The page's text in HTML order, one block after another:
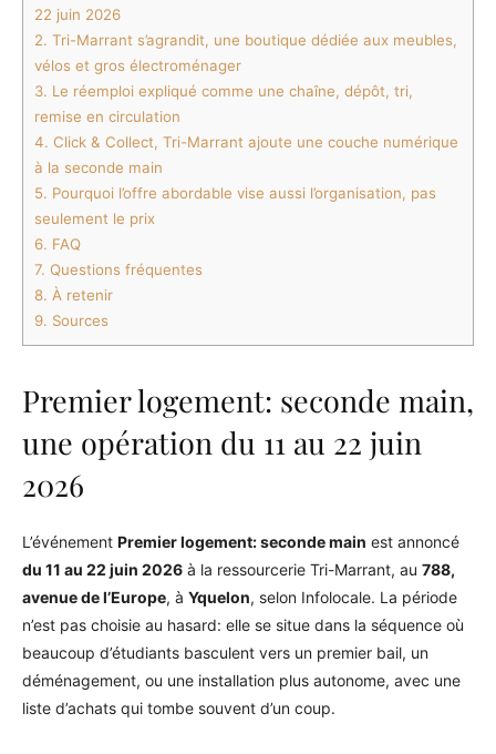
22 juin 2026
2. Tri-Marrant s’agrandit, une boutique dédiée aux meubles,
vélos et gros électroménager
3. Le réemploi expliqué comme une chaîne, dépôt, tri,
remise en circulation
4. Click & Collect, Tri-Marrant ajoute une couche numérique
à la seconde main
5. Pourquoi l’offre abordable vise aussi l’organisation, pas
seulement le prix
6. FAQ
7. Questions fréquentes
8. À retenir
9. Sources
Premier logement: seconde main,
une opération du 11 au 22 juin
2026
L’événement Premier logement: seconde main est annoncé
du 11 au 22 juin 2026 à la ressourcerie Tri-Marrant, au 788,
avenue de l’Europe, à Yquelon, selon Infolocale. La période
n’est pas choisie au hasard: elle se situe dans la séquence où
beaucoup d’étudiants basculent vers un premier bail, un
déménagement, ou une installation plus autonome, avec une
liste d’achats qui tombe souvent d’un coup.